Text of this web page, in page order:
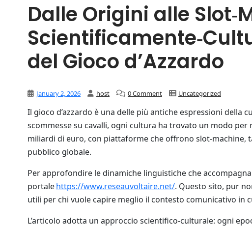
Dalle Origini alle
del Gioco d’Azzardo
January 2, 2026 host 0 Comment Uncategorized
Il gioco d’azzardo è una delle più antiche espressioni della
scommesse su cavalli, ogni cultura ha trovato un modo
miliardi di euro, con piattaforme che offrono slot‑machine,
pubblico globale.
Per approfondire le dinamiche linguistiche che
portalehttps://www.reseauvoltaire.net/. Questo sito, pur
utili per chi vuole capire meglio il contesto comunicativo in
L’articolo adotta un approccio scientifico‑culturale: ogni